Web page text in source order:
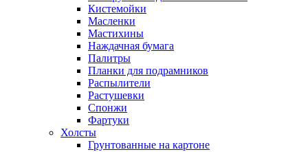
Кистемойки
Масленки
Мастихины
Наждачная бумага
Палитры
Планки для подрамников
Распылители
Растушевки
Спонжи
Фартуки
Холсты
Грунтованные на картоне